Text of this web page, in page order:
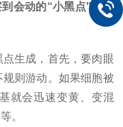
会动的“小黑点"会是
生成，首先，要肉眼
则游动。如果细胞被
就会迅速变黄、变混
。